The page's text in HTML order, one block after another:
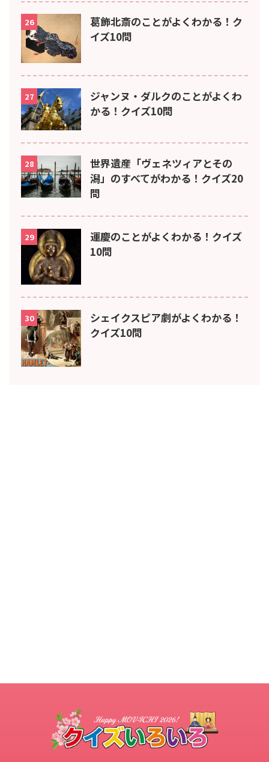
26
葛飾北斎のことがよくわかる！ク
イズ10問
27
ジャンヌ・ダルクのことがよくわ
かる！クイズ10問
28
世界遺産「ヴェネツィアとその
潟」のすべてがわかる！クイズ20
問
29
運慶のことがよくわかる！クイズ
10問
30
シェイクスピア劇がよくわかる！
クイズ10問